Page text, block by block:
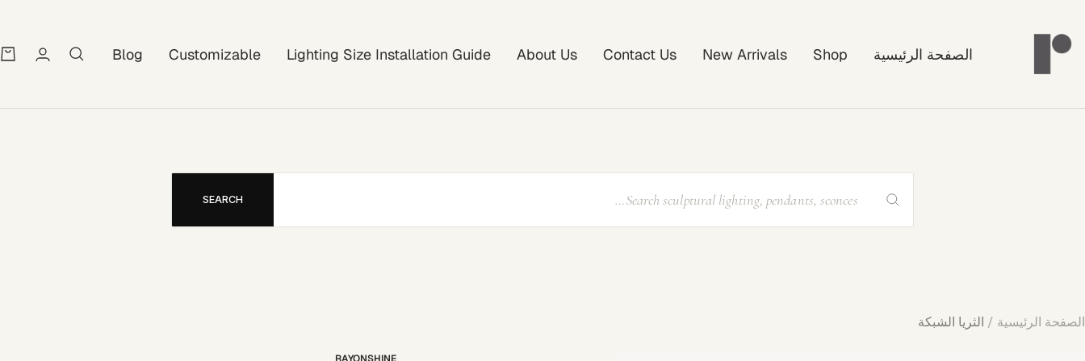
إلى
الصفحة الرئيسية Shop
New Arrivals
Contact Us
About Us
Lighting Size Installation Guide
Customizable
Blog
Rayonshine
SEARCH
الصفحة الرئيسية الثريا الشبكة
RAYONSHINE